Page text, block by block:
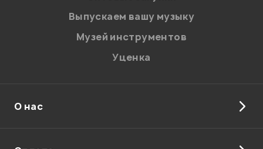
Введите проверочное число:
Отправить
Выпускаем вашу музыку
Музей инструментов
Уценка
О нас